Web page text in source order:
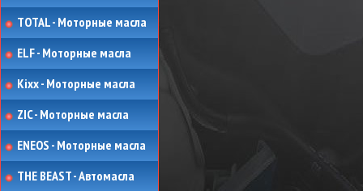
TOTAL - Моторные масла
ELF - Моторные масла
Kixx - Моторные масла
ZIC - Моторные масла
ENEOS - Моторные масла
THE BEAST - Автомасла